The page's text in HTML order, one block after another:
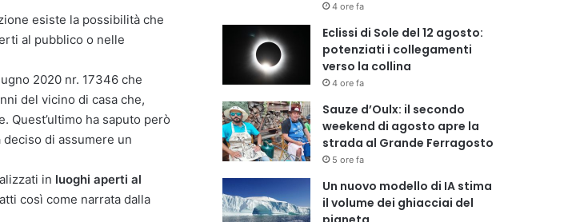
esiste la possibilità che
al pubblico o nelle
2020 nr. 17346 che
del vicino di casa che,
Quest’ultimo ha saputo però
di assumere un
in luoghi aperti al
così come narrata dalla
4 ore fa
Eclissi di Sole del 12 agosto:
potenziati i collegamenti
verso la collina
4 ore fa
Sauze d’Oulx: il secondo
weekend di agosto apre la
strada al Grande Ferragosto
5 ore fa
Un nuovo modello di IA stima
il volume dei ghiacciai del